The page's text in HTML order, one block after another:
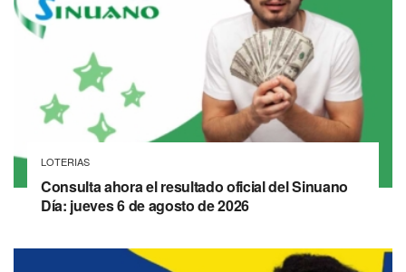
LOTERIAS
Consulta ahora el resultado oficial del Sinuano
Día: jueves 6 de agosto de 2026